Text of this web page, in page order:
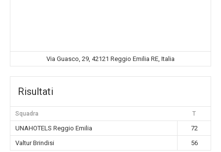
Via Guasco, 29, 42121 Reggio Emilia RE, Italia
Risultati
Squadra T
UNAHOTELS Reggio Emilia
72
Valtur Brindisi
56